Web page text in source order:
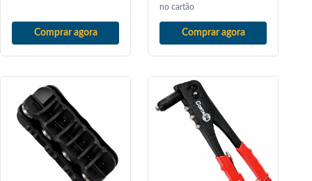
Comprar agora
no cartão
Comprar agora